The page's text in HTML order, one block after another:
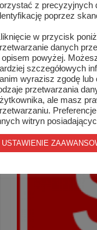
2021 POWIAT
SZYDŁOWIEC
z precyzyjnych
poprzez
w przycisk
danych
opisem powyżej.
szczegółowych
wyrazisz zgodę lub
przetwarzania
ale masz
witryn
USTAWIENIE